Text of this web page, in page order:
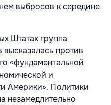
выбросов к середине
Штатах группа
против
«фундаментальной
и
Америки». Политики
незамедлительно